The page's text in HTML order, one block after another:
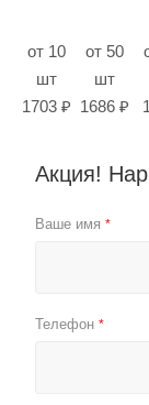
от 10
шт
1703 ₽
от 50
шт
1686 ₽
Акция!
Ваше имя *
Телефон *